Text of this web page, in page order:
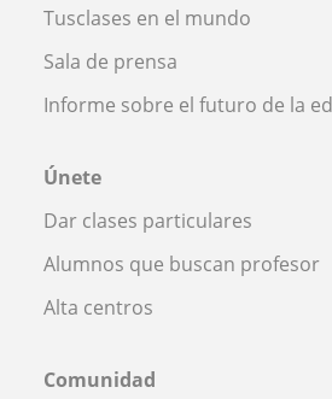
Tusclases en el mundo
Sala de prensa
Informe sobre el futuro de la
Únete
Dar clases particulares
Alumnos que buscan profesor
Alta centros
Comunidad